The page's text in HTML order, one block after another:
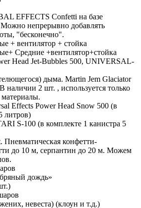
EFFECTS Confetti на базе
непрерывно добавлять
"бесконечно".
+ вентилятор + стойка
Средние +вентилятор+стойка
Head Jet-Bubbles 500, UNIVERSAL-
дыма. Martin Jem Glaciator
наличии 2 шт. , используется только
Effects Power Head Snow 500 (в
литров)
S-100 (в комплекте 1 канистра 5
конфетти-
до 10 м, серпантин до 20 м. Можем
дождь»
невеста) (клоун и т.д.)